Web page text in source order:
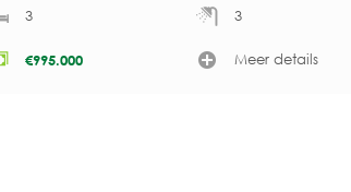
3 3
€995.000 Meer details